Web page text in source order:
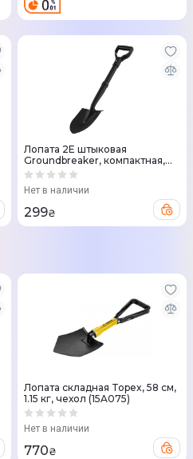
Лопата 2E штыковая
Groundbreaker, компактная,
стальной держатель, 2мм,
Нет в наличии
299₴
Лопата складная Topex, 58 см,
1.15 кг, чехол (15A075)
Нет в наличии
770₴